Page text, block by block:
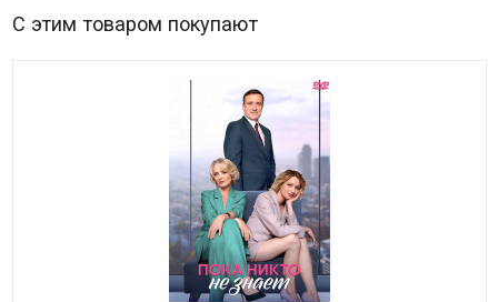
С этим товаром покупают